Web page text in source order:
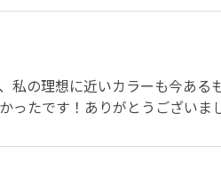
私の理想に近いカラーも今ある
ったです！ありがとうござい